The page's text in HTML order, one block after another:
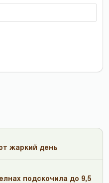
жаркий день
подскочила до 9,5